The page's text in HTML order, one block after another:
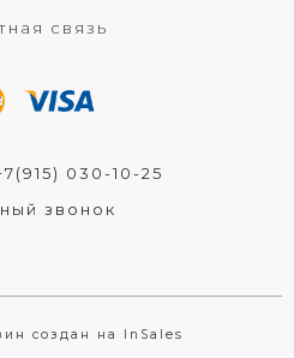
связь
030-10-25
звонок
создан на InSales